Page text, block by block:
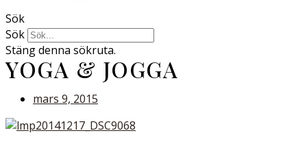
Sök
Sök
Stäng denna sökruta.
YOGA & JOGGA
mars 9, 2015